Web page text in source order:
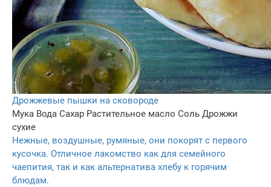
Дрожжевые пышки на сковороде
Мука Вода Сахар Растительное масло Соль Дрожжи
сухие
Нежные, воздушные, румяные, они покорят с первого
кусочка. Отличное лакомство как для семейного
чаепития, так и как альтернатива хлебу к горячим
блюдам.